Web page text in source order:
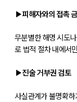
▶피해자와의 접촉
무분별한 해명 시도
로 법적 절차 내에서
▶진술 거부권 검토
사실관계가 불명확